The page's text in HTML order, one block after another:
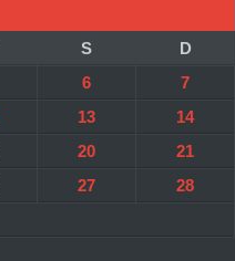
S
D
6
7
13
14
20
21
27
28